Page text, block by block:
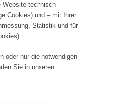
Website technisch
Cookies) und – mit Ihrer
Statistik und für
oder nur die notwendigen
Sie in unseren